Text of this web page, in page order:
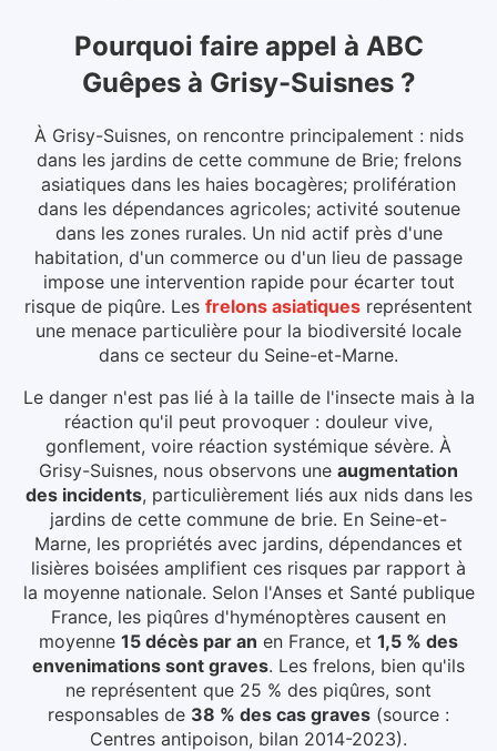
Pourquoi faire appel à ABC
Guêpes à Grisy-Suisnes ?
À Grisy-Suisnes, on rencontre principalement : nids
dans les jardins de cette commune de Brie; frelons
asiatiques dans les haies bocagères; prolifération
dans les dépendances agricoles; activité soutenue
dans les zones rurales. Un nid actif près d'une
habitation, d'un commerce ou d'un lieu de passage
impose une intervention rapide pour écarter tout
risque de piqûre. Les frelons asiatiques représentent
une menace particulière pour la biodiversité locale
dans ce secteur du Seine-et-Marne.
Le danger n'est pas lié à la taille de l'insecte mais à la
réaction qu'il peut provoquer : douleur vive,
gonflement, voire réaction systémique sévère. À
Grisy-Suisnes, nous observons une augmentation
des incidents, particulièrement liés aux nids dans les
jardins de cette commune de brie. En Seine-et-
Marne, les propriétés avec jardins, dépendances et
lisières boisées amplifient ces risques par rapport à
la moyenne nationale. Selon l'Anses et Santé publique
France, les piqûres d'hyménoptères causent en
moyenne 15 décès par an en France, et 1,5 % des
envenimations sont graves. Les frelons, bien qu'ils
ne représentent que 25 % des piqûres, sont
responsables de 38 % des cas graves (source :
Centres antipoison, bilan 2014-2023).